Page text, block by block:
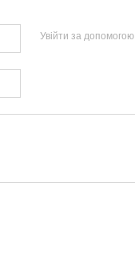
Увійти за допомогою